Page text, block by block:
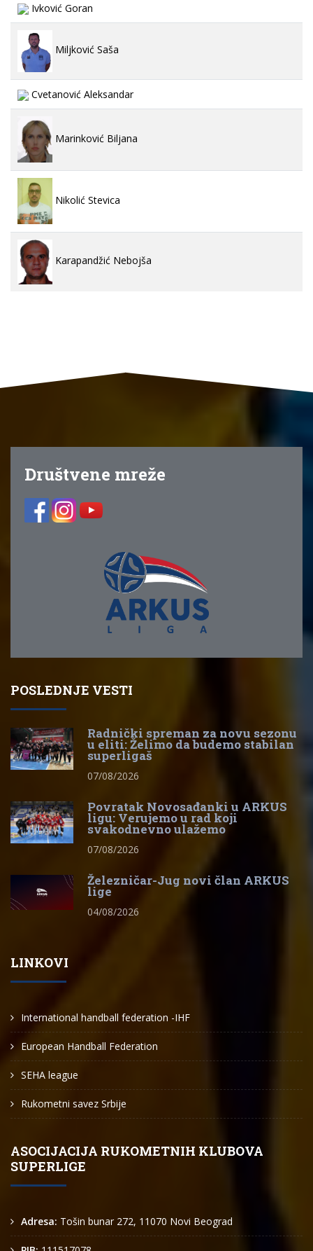
Ivković Goran
Miljković Saša
Cvetanović Aleksandar
Marinković Biljana
Nikolić Stevica
Karapandžić Nebojša
Društvene mreže
POSLEDNJE VESTI
Radnički spreman za novu sezonu
u eliti: Želimo da budemo stabilan
superligaš
07/08/2026
Povratak Novosađanki u ARKUS
ligu: Verujemo u rad koji
svakodnevno ulažemo
07/08/2026
Železničar-Jug novi član ARKUS
lige
04/08/2026
LINKOVI
International handball federation -IHF
European Handball Federation
SEHA league
Rukometni savez Srbije
ASOCIJACIJA RUKOMETNIH KLUBOVA
SUPERLIGE
Adresa: Tošin bunar 272, 11070 Novi Beograd